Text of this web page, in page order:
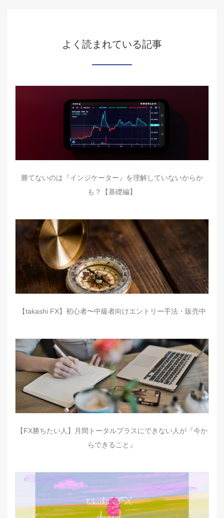
よく読まれている記事
勝てないのは『インジケーター』を理解していないからか
も？【基礎編】
【takashi FX】初心者〜中級者向けエントリー手法・販売中
【FX勝ちたい人】月間トータルプラスにできない人が『今か
らできること』